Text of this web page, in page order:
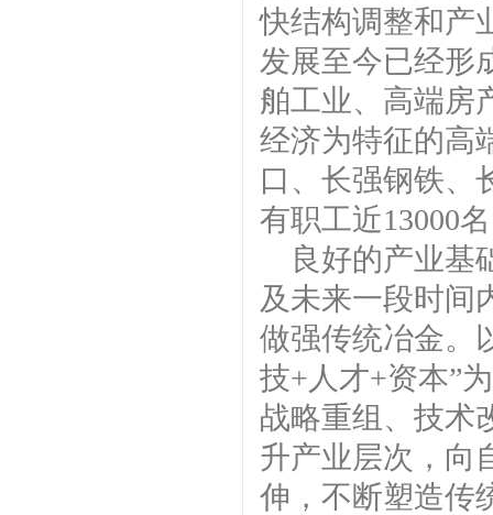
快结构调整和产
发展至今已经形
舶工业、高端房
经济为特征的高
口、长强钢铁、
有职工近13000
良好的产业基
及未来一段时间
做强传统冶金。
技+人才+资本”
战略重组、技术
升产业层次，向
伸，不断塑造传